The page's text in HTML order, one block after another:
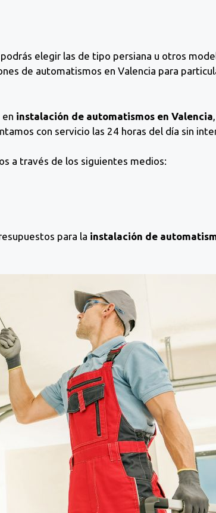
elegir las de tipo persiana u otros
de automatismos en Valencia para
instalación de automatismos en Valencia
con servicio las 24 horas del día sin
a través de los siguientes medios:
para la instalación de